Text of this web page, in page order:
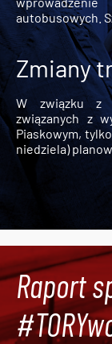
autobusowych.
Zmiany
W związku z
związanych z
Piaskowym,
niedziela)
Raport